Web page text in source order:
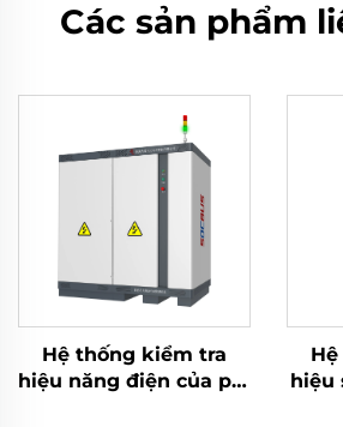
Các sản phẩm
Hệ thống kiểm tra
hiệu năng điện của pin
hiệu